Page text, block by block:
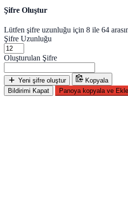
Şifre Oluştur
Lütfen şifre uzunluğu için 8 ile 64
Şifre Uzunluğu
Oluşturulan Şifre
Yeni şifre oluştur
Kopyala
Bildirimi Kapat
Panoya kopyala ve Ekle